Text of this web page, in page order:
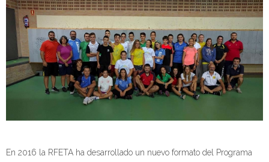
En 2016 la RFETA ha desarrollado un nuevo formato del Programa